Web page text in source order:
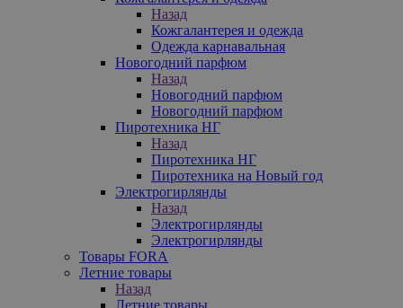
Назад
Кожгалантерея и одежда
Одежда карнавальная
Новогодний парфюм
Назад
Новогодний парфюм
Новогодний парфюм
Пиротехника НГ
Назад
Пиротехника НГ
Пиротехника на Новый год
Электрогирлянды
Назад
Электрогирлянды
Электрогирлянды
Товары FORA
Летние товары
Назад
Летние товары